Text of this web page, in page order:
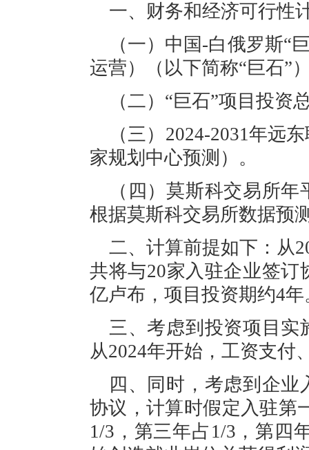
一、 财务和经济可行性
（一） 中国-白俄罗斯“
运营）（以下简称“巨石”
（二） “巨石”项目 投资
（三） 2024-2031年远
家规划中心预测） 。
（四）莫斯科交易所年
根据莫斯科交易所数据预
二、计算前提如下：从
共将与20家入驻企业签订
亿卢布 ， 项目投资期约4年
三、考虑到投资项目实
从2024年开始，工资支付
四、
同时， 考虑到企业
协议，计算时假定 入驻第
1/3，第三年占1/3，第四